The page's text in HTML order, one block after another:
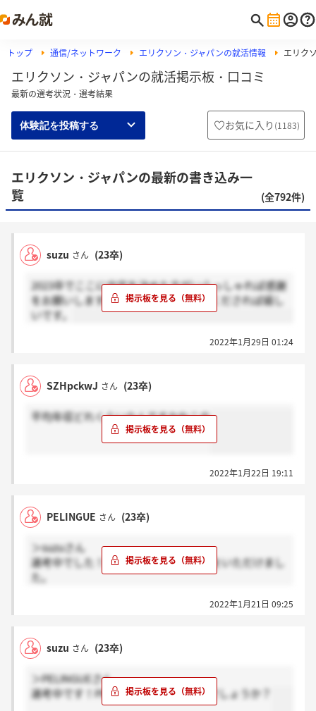
トップ 通信/ネットワーク エリクソン・ジャパンの就活情報 エリク
エリクソン・ジャパンの就活掲示板・口コミ
最新の選考状況・選考結果
体験記を投稿する お気に入り (1183)
エリクソン・ジャパンの最新の書き込み一
覧
(全792件)
suzu さん (23卒)
2023卒でここに内定を決めた方がいらっしゃれば感謝
をお願いします！また決めてを教えてくだされば嬉し
いです。
2022年1月29日 01:24
SZHpckwJ さん (23卒)
平均年収どれくらいなんですかねこの
2022年1月22日 19:11
PELINGUE さん (23卒)
＞suzuさん
選考中でした！ありがたいことに内定をいただけまし
た。
2022年1月21日 09:25
suzu さん (23卒)
＞PELINGUEさん
選考中です！PELINGUEさんも選考中でしょうか？